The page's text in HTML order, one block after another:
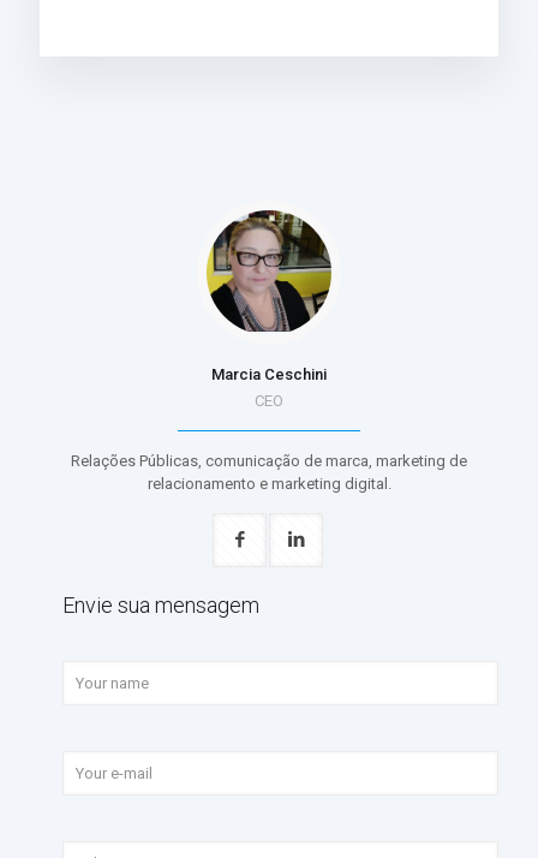
Marcia Ceschini
CEO
Relações Públicas, comunicação de marca, marketing de
relacionamento e marketing digital.
Envie sua mensagem